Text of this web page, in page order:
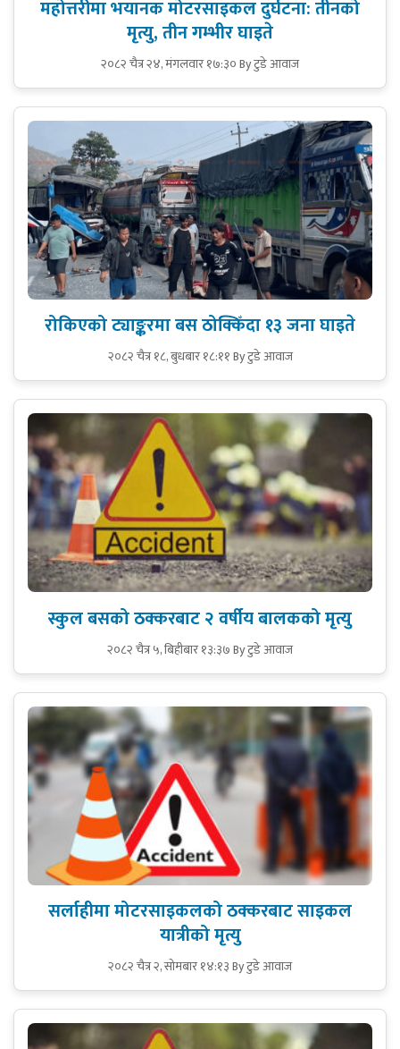
महोत्तरीमा भयानक मोटरसाइकल दुर्घटना: तीनको
मृत्यु, तीन गम्भीर घाइते
२०८२ चैत्र २४, मंगलवार १७:३०By टुडे आवाज
रोकिएको ट्याङ्करमा बस ठोक्किँदा १३ जना घाइते
२०८२ चैत्र १८, बुधबार १८:११By टुडे आवाज
स्कुल बसको ठक्करबाट २ वर्षीय बालकको मृत्यु
२०८२ चैत्र ५, बिहीबार १३:३७By टुडे आवाज
सर्लाहीमा मोटरसाइकलको ठक्करबाट साइकल
यात्रीको मृत्यु
२०८२ चैत्र २, सोमबार १४:१३By टुडे आवाज